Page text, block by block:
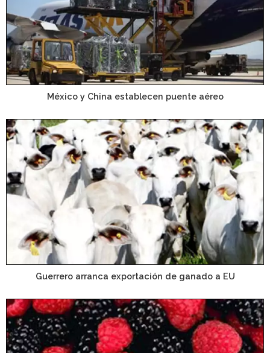
México y China establecen puente aéreo
Guerrero arranca exportación de ganado a EU